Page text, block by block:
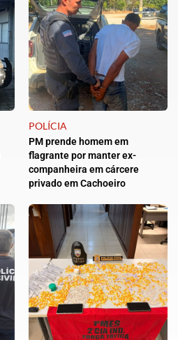
POLÍCIA
PM prende homem em
flagrante por manter ex-
companheira em cárcere
privado em Cachoeiro